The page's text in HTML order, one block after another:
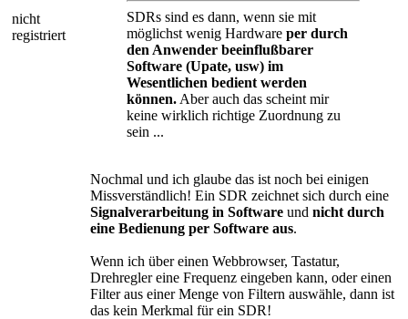
nicht
registriert
SDRs sind es dann, wenn sie mit
möglichst wenig Hardware per durch
den Anwender beeinflußbarer
Software (Upate, usw) im
Wesentlichen bedient werden
können. Aber auch das scheint mir
keine wirklich richtige Zuordnung zu
sein ...
Nochmal und ich glaube das ist noch bei einigen
Missverständlich! Ein SDR zeichnet sich durch eine
Signalverarbeitung in Software und nicht durch
eine Bedienung per Software aus.
Wenn ich über einen Webbrowser, Tastatur,
Drehregler eine Frequenz eingeben kann, oder einen
Filter aus einer Menge von Filtern auswähle, dann ist
das kein Merkmal für ein SDR!